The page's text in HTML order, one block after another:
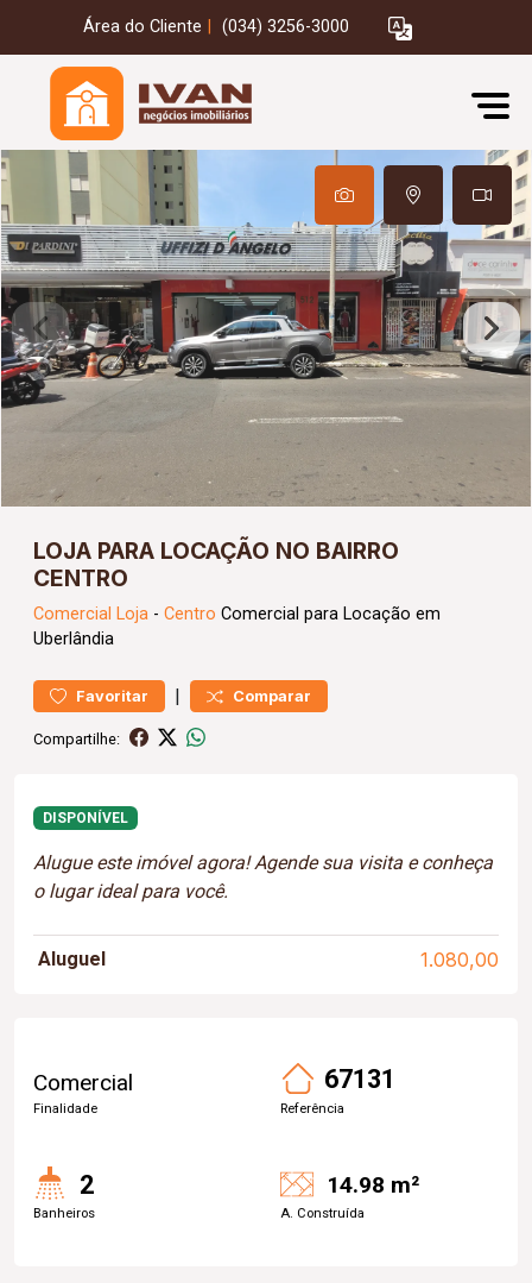
Área do Cliente (034) 3256-3000
LOJA PARA LOCAÇÃO NO BAIRRO
CENTRO
Comercial Loja - Centro Comercial para Locação em
Uberlândia
Favoritar | Comparar
Compartilhe:
DISPONÍVEL
Alugue este imóvel agora! Agende sua visita e conheça
o lugar ideal para você.
Aluguel 1.080,00
Comercial
Finalidade
67131
Referência
2
Banheiros
14.98 m²
A. Construída